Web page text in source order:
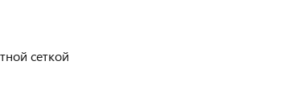
сеткой